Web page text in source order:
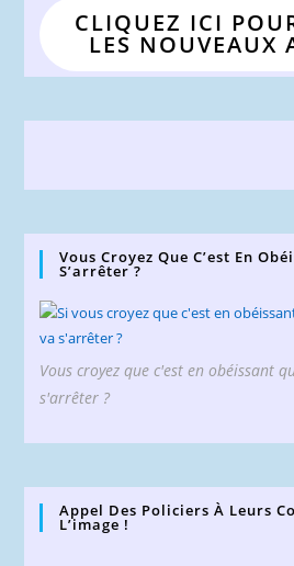
CLIQUEZ ICI
LES NOUVEAUX
Vous Croyez Que C’est En
S’arrêter ?
Vous croyez que c'est en obéissant
s'arrêter ?
Appel Des Policiers À Leurs
L’image !